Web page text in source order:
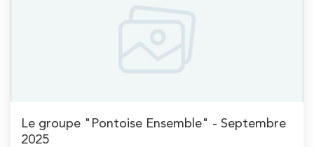
Le groupe "Pontoise Ensemble" - Septembre
2025